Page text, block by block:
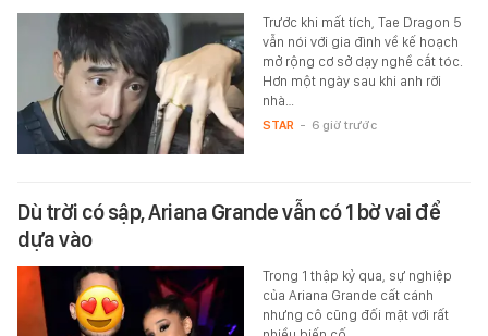
Trước khi mất tích, Tae Dragon 5
vẫn nói với gia đình về kế hoạch
mở rộng cơ sở dạy nghề cắt tóc.
Hơn một ngày sau khi anh rời
nhà…
STAR - 6 giờ trước
Dù trời có sập, Ariana Grande vẫn có 1 bờ vai để
dựa vào
Trong 1 thập kỷ qua, sự nghiệp
của Ariana Grande cất cánh
nhưng cô cũng đối mặt với rất